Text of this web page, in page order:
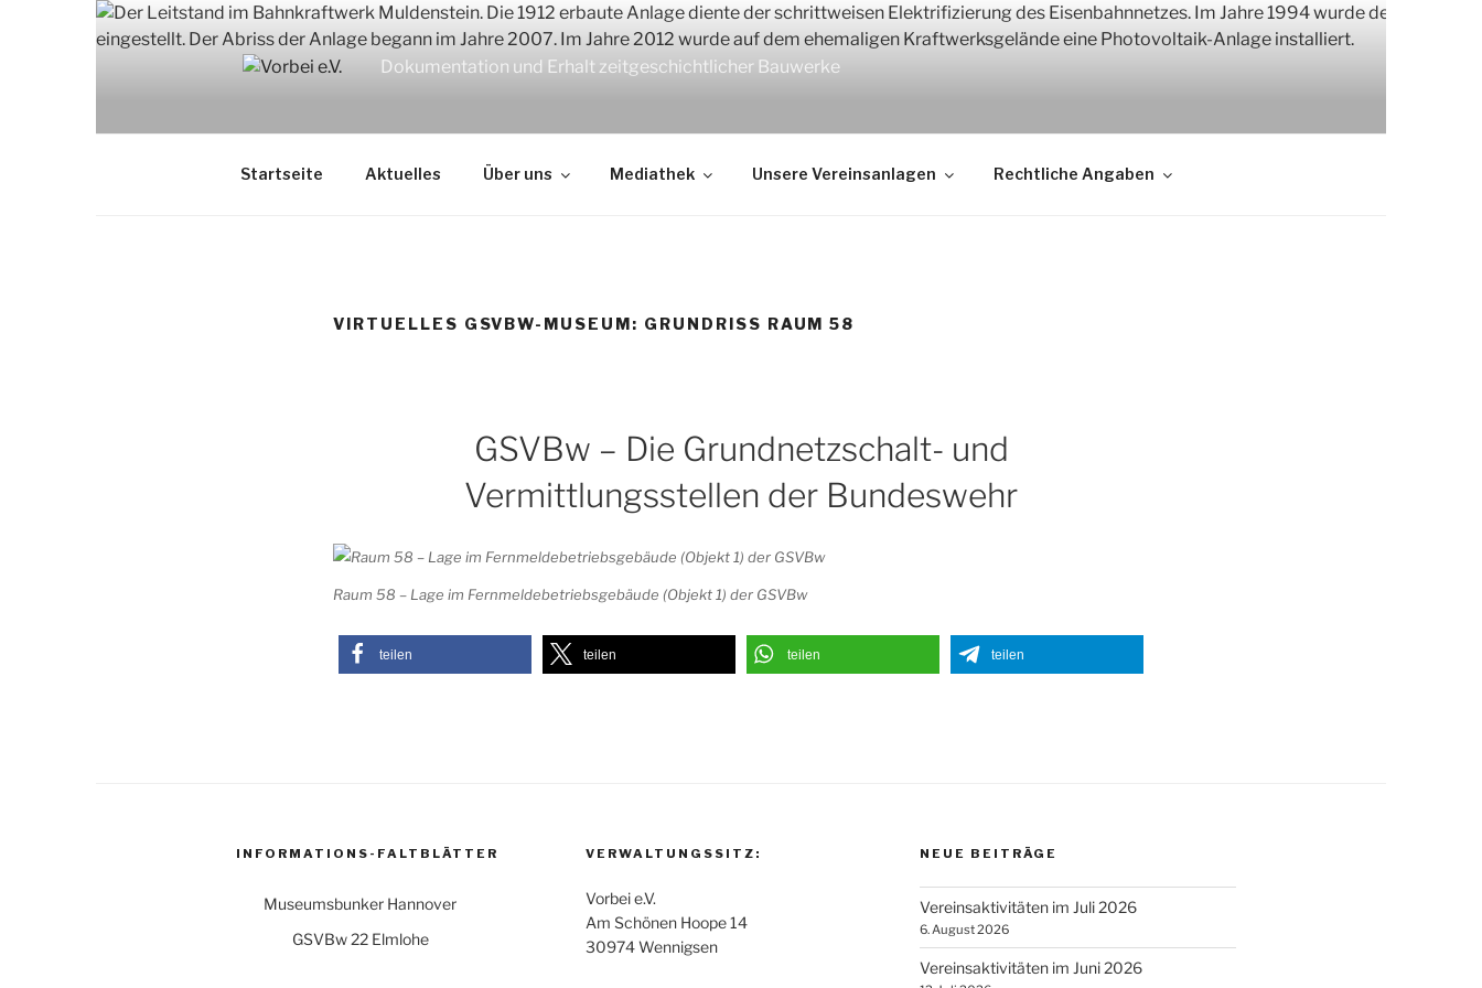
Zum
Inhalt
Dokumentation und Erhalt zeitgeschichtlicher Bauwerke
Startseite Aktuelles Über uns Mediathek Unsere Vereinsanlagen Rechtliche Angaben
VIRTUELLES GSVBW-MUSEUM: GRUNDRISS RAUM 58
GSVBw – Die Grundnetzschalt- und
Vermittlungsstellen der Bundeswehr
Raum 58 – Lage im Fernmeldebetriebsgebäude (Objekt 1) der GSVBw
teilen teilen teilen teilen
INFORMATIONS-FALTBLÄTTER
Museumsbunker Hannover
GSVBw 22 Elmlohe
VERWALTUNGSSITZ:
Vorbei e.V.
Am Schönen Hoope 14
30974 Wennigsen
NEUE BEITRÄGE
Vereinsaktivitäten im Juli 2026
6. August 2026
Vereinsaktivitäten im Juni 2026